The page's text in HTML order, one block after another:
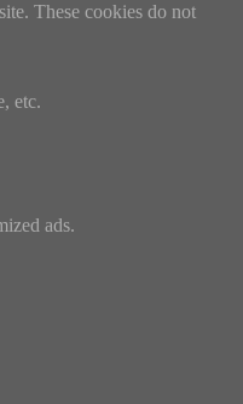
These cookies do not
etc.
ads.